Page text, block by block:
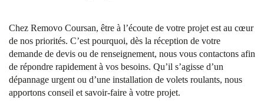
Chez Removo Coursan, être à l’écoute de votre projet est au cœur
de nos priorités. C’est pourquoi, dès la réception de votre
demande de devis ou de renseignement, nous vous contactons afin
de répondre rapidement à vos besoins. Qu’il s’agisse d’un
dépannage urgent ou d’une installation de volets roulants, nous
apportons conseil et savoir-faire à votre projet.